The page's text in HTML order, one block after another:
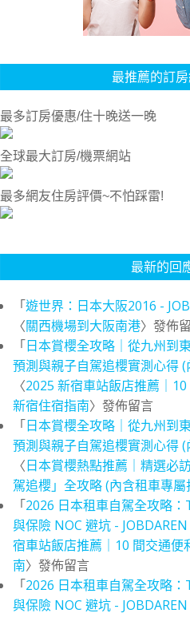
最推薦的訂
最多訂房優惠/住十晚送一晚
全球最大訂房/機票網站
最多網友住房評價~不怕踩雷!
最新的回
「遊世界：日本大阪2016 -
〈關西機場到大阪南港〉發佈
「日本賞櫻全攻略｜從九州到
預測與親子自駕追櫻實測心得
〈2025 新宿車站飯店推薦｜
新宿住宿指南〉發佈留言
「日本賞櫻全攻略｜從九州到
預測與親子自駕追櫻實測心得
〈日本賞櫻熱點推薦｜精選必
駕追櫻」全攻略 (內含租車專屬
「2026 日本租車自駕全攻略
與保險 NOC 避坑 -
宿車站飯店推薦｜10 間交通便
南〉發佈留言
「2026 日本租車自駕全攻略
與保險 NOC 避坑 -